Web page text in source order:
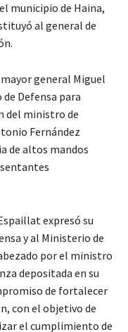
municipio de Haina,
al general de
general Miguel
Defensa para
del ministro de
Fernández
de altos mandos
expresó su
y al Ministerio de
por el ministro
depositada en su
de fortalecer
con el objetivo de
el cumplimiento de